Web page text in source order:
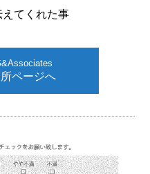
えてくれた事
ページへ